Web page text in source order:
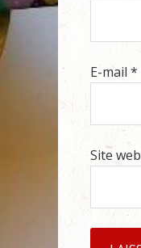
E-mail*
Site web